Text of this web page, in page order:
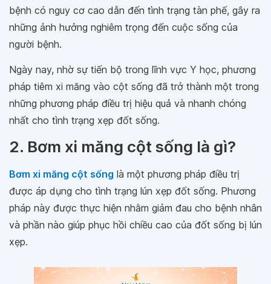
bệnh có nguy cơ cao dẫn đến tình trạng tàn phế, gây ra
những ảnh hưởng nghiêm trọng đến cuộc sống của
người bệnh.
Ngày nay, nhờ sự tiến bộ trong lĩnh vực Y học, phương
pháp tiêm xi măng vào cột sống đã trở thành một trong
những phương pháp điều trị hiệu quả và nhanh chóng
nhất cho tình trạng xẹp đốt sống.
2. Bơm xi măng cột sống là gì?
Bơm xi măng cột sống là một phương pháp điều trị
được áp dụng cho tình trạng lún xẹp đốt sống. Phương
pháp này được thực hiện nhằm giảm đau cho bệnh nhân
và phần nào giúp phục hồi chiều cao của đốt sống bị lún
xẹp.